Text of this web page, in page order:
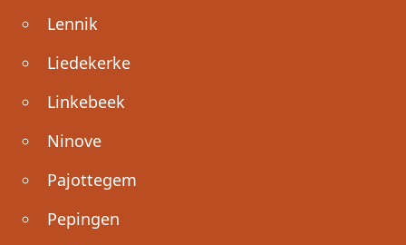
Lennik
Liedekerke
Linkebeek
Ninove
Pajottegem
Pepingen